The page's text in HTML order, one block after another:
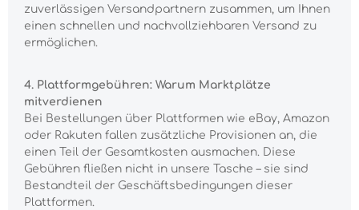
zuverlässigen Versandpartnern zusammen, um Ihnen
einen schnellen und nachvollziehbaren Versand zu
ermöglichen.
4. Plattformgebühren: Warum Marktplätze
mitverdienen
Bei Bestellungen über Plattformen wie eBay, Amazon
oder Rakuten fallen zusätzliche Provisionen an, die
einen Teil der Gesamtkosten ausmachen. Diese
Gebühren fließen nicht in unsere Tasche – sie sind
Bestandteil der Geschäftsbedingungen dieser
Plattformen.